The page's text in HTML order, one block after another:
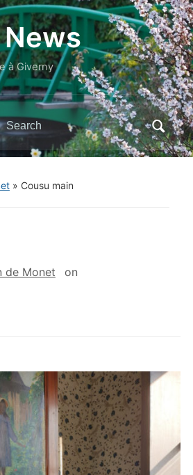
à Giverny
» Cousu main
de Monet on